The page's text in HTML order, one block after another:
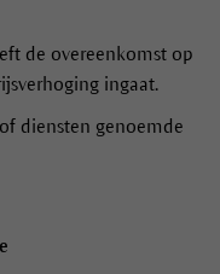
de overeenkomst op
ingaat.
diensten genoemde